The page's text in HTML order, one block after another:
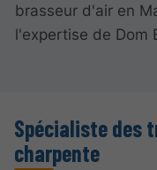
brasseur d'air en
l'expertise de Dom
Spécialiste des
charpente